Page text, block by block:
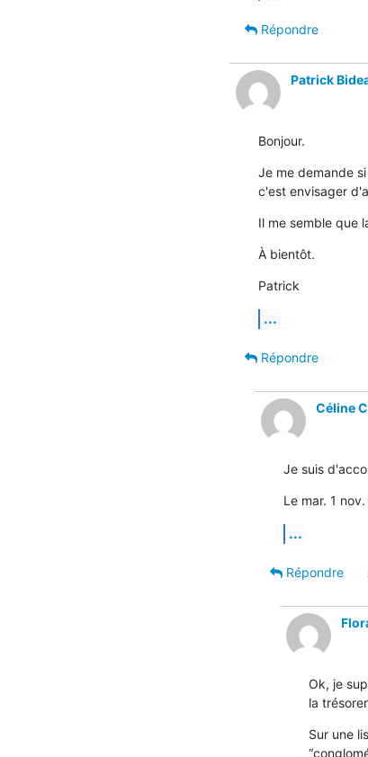
Répondre
Patrick
Bonjour.
Je me demande
c'est envisager
Il me semble que
À bientôt.
Patrick
...
Répondre
Céline
Je suis
Le mar. 1
...
Répondre
Ok, je
la
Sur une